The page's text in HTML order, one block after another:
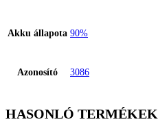
Akku állapota 90%
Azonosító 3086
HASONLÓ TERMÉKEK